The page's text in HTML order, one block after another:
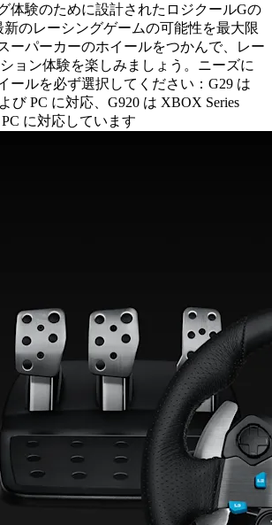
体験のために設計されたロジクールGの
新のレーシングゲームの可能性を最大限
ーパーカーのホイールをつかんで、レー
ョン体験を楽しみましょう。ニーズに
ールを必ず選択してください：G29 は
び PC に対応、G920 は XBOX Series
に対応しています